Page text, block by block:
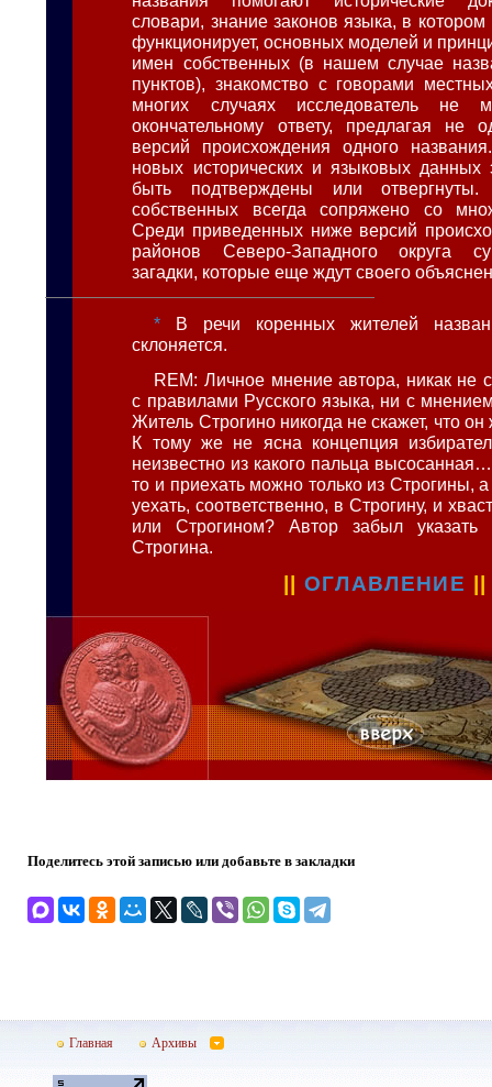
словари, знание законов языка, в
функционирует, основных моделей и
имен собственных (в нашем случае
пунктов), знакомство с говорами
многих случаях исследователь не
окончательному ответу, предлагая не
версий происхождения одного
новых исторических и языковых данных
быть подтверждены или
собственных всегда сопряжено со
Среди приведенных ниже версий
районов Северо-Западного округа
загадки, которые еще ждут своего
* В речи коренных жителей
склоняется.
REM: Личное мнение автора, никак не
с правилами Русского языка, ни с
Житель Строгино никогда не скажет, что
К тому же не ясна концепция
неизвестно из какого пальца
то и приехать можно только из Строгины,
уехать, соответственно, в Строгину, и
или Строгином? Автор забыл указать
Строгина.
ОГЛАВЛЕНИЕ
Поделитесь этой записью или добавьте в закладки
Главная Архивы